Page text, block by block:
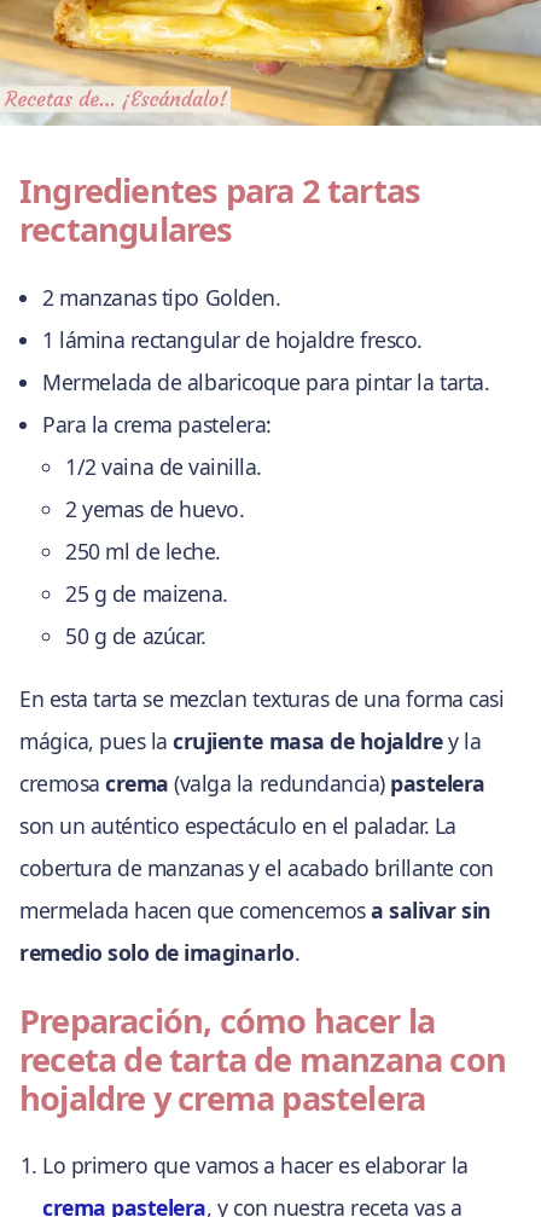
Ingredientes para 2 tartas
rectangulares
2 manzanas tipo Golden.
1 lámina rectangular de hojaldre fresco.
Mermelada de albaricoque para pintar la tarta.
Para la crema pastelera:
1/2 vaina de vainilla.
2 yemas de huevo.
250 ml de leche.
25 g de maizena.
50 g de azúcar.
En esta tarta se mezclan texturas de una forma casi
mágica, pues lacrujiente masa de hojaldrey la
cremosacrema (valga la redundancia) pastelera
son un auténtico espectáculo en el paladar. La
cobertura de manzanas y el acabado brillante con
mermelada hacen que comencemosa salivar sin
remedio solo de imaginarlo.
Preparación, cómo hacer la
receta de tarta de manzana con
hojaldre y crema pastelera
Lo primero que vamos a hacer es elaborar la
crema pastelera, y con nuestra receta vas a